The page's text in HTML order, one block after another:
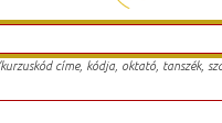
címe, kódja, oktató, tanszék,